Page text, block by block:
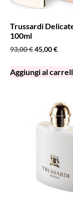
Trussardi
100ml
93,00€45,00€
Aggiungi al